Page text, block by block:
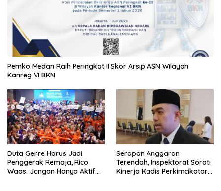
Pemko Medan Raih Peringkat II Skor Arsip ASN Wilayah
Kanreg VI BKN
Duta Genre Harus Jadi
Penggerak Remaja, Rico
Waas: Jangan Hanya Aktif
Serapan Anggaran
Terendah, Inspektorat Soroti
Kinerja Kadis Perkimcikataru